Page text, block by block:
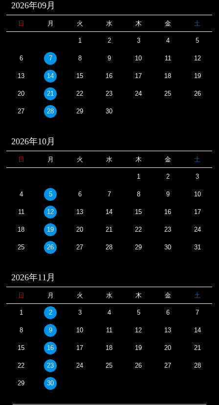
2026年09月
日 月 火 水 木 金 土
1 2 3 4 5
6 7 8 9 10 11 12
13 14 15 16 17 18 19
20 21 22 23 24 25 26
27 28 29 30
2026年10月
日 月 火 水 木 金 土
1 2 3
4 5 6 7 8 9 10
11 12 13 14 15 16 17
18 19 20 21 22 23 24
25 26 27 28 29 30 31
2026年11月
日 月 火 水 木 金 土
1 2 3 4 5 6 7
8 9 10 11 12 13 14
15 16 17 18 19 20 21
22 23 24 25 26 27 28
29 30